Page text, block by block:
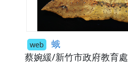
web 蛾
蔡婉緩/新竹市政府教育處